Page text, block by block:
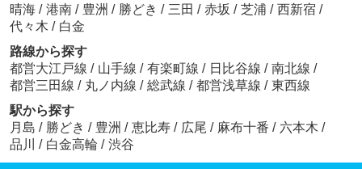
晴海 / 港南 / 豊洲 / 勝どき / 三田 / 赤坂 / 芝浦 / 西新宿 /
代々木 / 白金
路線から探す
都営大江戸線 / 山手線 / 有楽町線 / 日比谷線 / 南北線 /
都営三田線 / 丸ノ内線 / 総武線 / 都営浅草線 / 東西線
駅から探す
月島 / 勝どき / 豊洲 / 恵比寿 / 広尾 / 麻布十番 / 六本木 /
品川
/ 白金高輪 / 渋谷